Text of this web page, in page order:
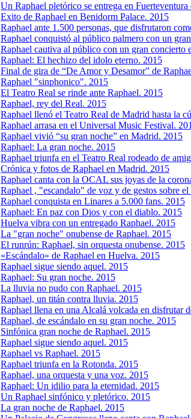
Un Raphael pletórico se entrega en
Exito de Raphael en Benidorm Palace. 2015
Raphael ante 1.500 personas, que disfrutaron
Raphael conquistó al público palmero con un
Raphael cautiva al público con un gran concierto
Raphael: El hechizo del idolo eterno. 2015
Final de gira de “De Amor y Desamor” de
Raphael "sinphonico". 2015
El Teatro Real se rinde ante Raphael. 2015
Raphael, rey del Real. 2015
Raphael llenó el Teatro Real de Madrid hasta la
Raphael arrasa en el Universal Music Festival.
Raphael vivió “su gran noche” en Madrid. 2015
Raphael: La gran noche. 2015
Raphael triunfa en el Teatro Real rodeado de
Crónica y fotos de Raphael en Madrid. 2015
Raphael canta con la OCAL sus joyas de la
Raphael , "escandalo" de voz y de gestos sobre
Raphael conquista en Linares a 5.000 fans. 2015
Raphael: En paz con Dios y con el diablo. 2015
Huelva vibra con un entregado Raphael. 2015
La "gran noche" onubense de Raphael. 2015
El runrún: Raphael, sin orquesta onubense. 2015
«Escándalo» de Raphael en Huelva. 2015
Raphael sigue siendo aquel. 2015
Raphael: Su gran noche. 2015
La lluvia no pudo con Raphael. 2015
Raphael, un titán contra lluvia. 2015
Raphael llena en una Alcalá volcada en disfrutar
Raphael, de escándalo en su gran noche. 2015
Sinfónica gran noche de Raphael. 2015
Raphael sigue siendo aquel. 2015
Raphael vs Raphael. 2015
Raphael triunfa en la Rotonda. 2015
Raphael, una orquesta y una voz. 2015
Raphael: Un idilio para la eternidad. 2015
Un Raphael sinfónico y pletórico. 2015
La gran noche de Raphael. 2015